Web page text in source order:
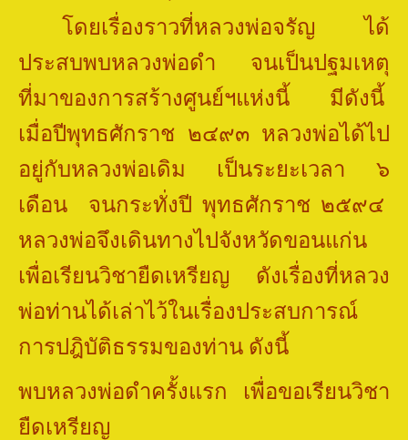
โดยเรื่องราวที่หลวงพ่อจรัญ ได้
ประสบพบหลวงพ่อดำ จนเป็นปฐมเหตุ
ที่มาของการสร้างศูนย์ฯแห่งนี้
มีดังนี้
เมื่อปีพุทธศักราช ๒๔๙๓ หลวงพ่อได้ไป
อยู่กับหลวงพ่อเดิม เป็นระยะเวลา ๖
เดือน
จนกระทั่งปี พุทธศักราช ๒๕๙๔
หลวงพ่อจึงเดินทางไปจังหวัดขอนแก่น
เพื่อเรียนวิชายืดเหรียญ ดังเรื่องที่หลวง
พ่อท่านได้เล่าไว้ในเรื่องประสบการณ์
การปฎิบัติธรรมของท่าน ดังนี้
พบหลวงพ่อดำครั้งแรก เพื่อขอเรียนวิชา
ยืดเหรียญ